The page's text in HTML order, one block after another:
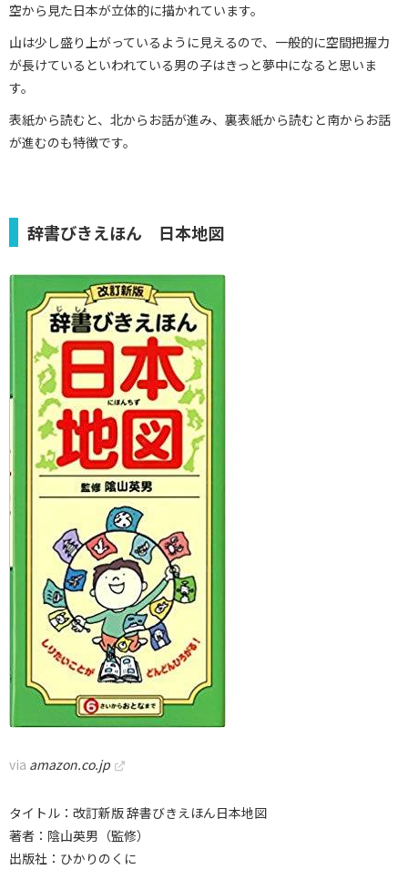
空から見た日本が立体的に描かれています。
山は少し盛り上がっているように見えるので、一般的に空間把握力
が長けているといわれている男の子はきっと夢中になると思いま
す。
表紙から読むと、北からお話が進み、裏表紙から読むと南からお話
が進むのも特徴です。
辞書びきえほん 日本地図
via amazon.co.jp
タイトル：改訂新版 辞書びきえほん日本地図
著者：陰山英男（監修）
出版社：ひかりのくに